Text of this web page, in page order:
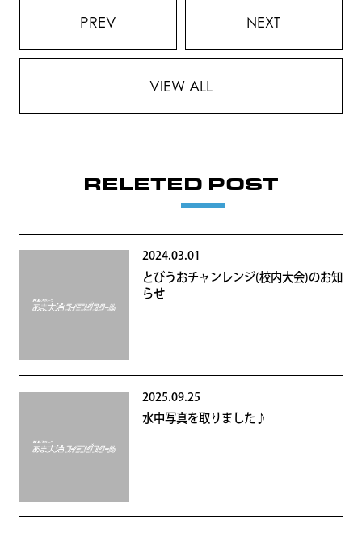
PREV NEXT
VIEW ALL
RELETED POST
2024.03.01
とびうおチャンレンジ(校内大会)のお知
らせ
2025.09.25
水中写真を取りました♪